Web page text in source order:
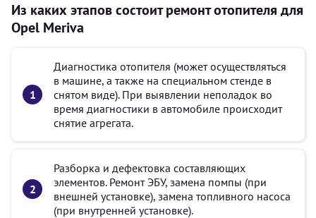
Из каких этапов состоит ремонт отопителя для
Opel Meriva
Диагностика отопителя (может осуществляться
в машине, а также на специальном стенде в
снятом виде). При выявлении неполадок во
время диагностики в автомобиле происходит
снятие агрегата.
Разборка и дефектовка составляющих
элементов. Ремонт ЭБУ, замена помпы (при
внешней установке), замена топливного насоса
(при внутренней установке).